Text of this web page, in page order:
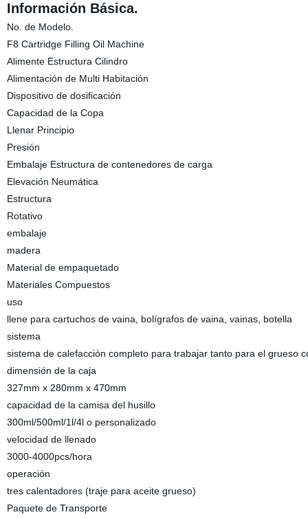
Información Básica.
No. de Modelo.
F8 Cartridge Filling Oil Machine
Alimente Estructura Cilindro
Alimentación de Multi Habitación
Dispositivo de dosificación
Capacidad de la Copa
Llenar Principio
Presión
Embalaje Estructura de contenedores de carga
Elevación Neumática
Estructura
Rotativo
embalaje
madera
Material de empaquetado
Materiales Compuestos
uso
llene para cartuchos de vaina, bolígrafos de vaina, vainas, botella
sistema
sistema de calefacción completo para trabajar tanto para el grueso
dimensión de la caja
327mm x 280mm x 470mm
capacidad de la camisa del husillo
300ml/500ml/1l/4l o personalizado
velocidad de llenado
3000-4000pcs/hora
operación
tres calentadores (traje para aceite grueso)
Paquete de Transporte